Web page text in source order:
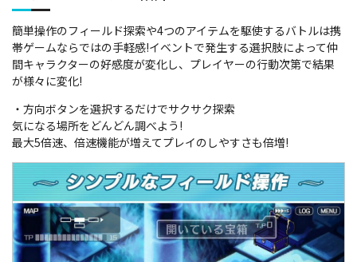
簡単操作のフィールド探索や4つのアイテムを駆使するバトルは携
帯ゲームならではの手軽感!イベントで発生する選択肢によって仲
間キャラクターの好感度が変化し、プレイヤーの行動次第で結果
が様々に変化!
・方向ボタンを選択するだけでサクサク探索
気になる場所をどんどん調べよう!
最大5倍速、倍速機能が増えてプレイのしやすさも倍増!